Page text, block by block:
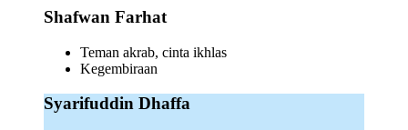
Shafwan Farhat
Teman akrab, cinta ikhlas
Kegembiraan
Syarifuddin Dhaffa